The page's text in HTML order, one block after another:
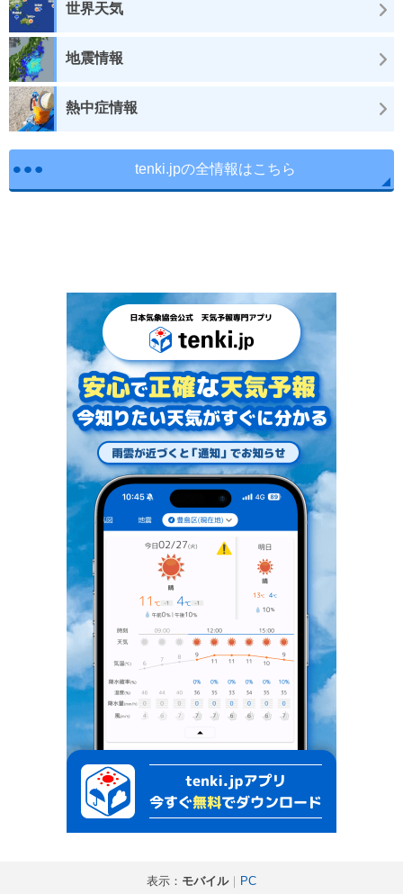
世界天気
地震情報
熱中症情報
tenki.jpの全情報はこちら
表示： モバイル｜ PC